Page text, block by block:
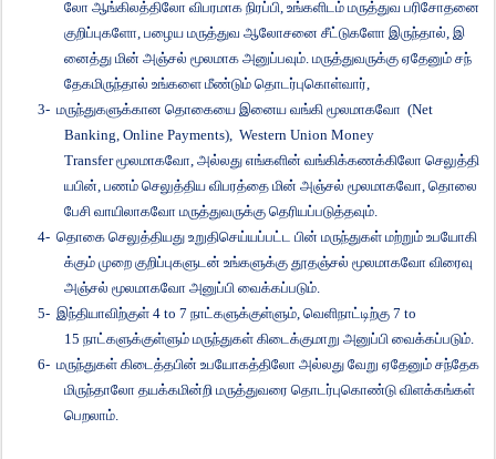
லோ ஆங்கிலத்திலோ விபரமாக நிரப்பி, உங்களிடம் மருத்துவ பரிசோதனை
குறிப்புகளோ, பழைய மருத்துவ ஆலோசனை சீட்டுகளோ இருந்தால், இ
னைத்து மின் அஞ்சல் மூலமாக அனுப்பவும். மருத்துவருக்கு ஏதேனும் சந்
தேகமிருந்தால் உங்களை மீண்டும் தொடர்புகொள்வார்,
3- மருந்துகளுக்கான தொகையை இனைய வங்கி மூலமாகவோ (Net
Banking, Online Payments), Western Union Money
Transferமூலமாகவோ, அல்லது எங்களின் வங்கிக்கணக்கிலோ செலுத்தி
யபின், பணம் செலுத்திய விபரத்தை மின் அஞ்சல் மூலமாகவோ, தொலை
பேசி வாயிலாகவோ மருத்துவருக்கு தெரியப்படுத்தவும்.
4- தொகை செலுத்தியது உறுதிசெய்யப்பட்ட பின் மருந்துகள் மற்றும் உபயோகி
க்கும் முறை குறிப்புகளுடன் உங்களுக்கு தூதஞ்சல் மூலமாகவோ விரைவு
அஞ்சல் மூலமாகவோ அனுப்பி வைக்கப்படும்.
5- இந்தியாவிற்குள் 4 to 7 நாட்களுக்குள்ளும், வெளிநாட்டிற்கு 7 to
15 நாட்களுக்குள்ளும் மருந்துகள் கிடைக்குமாறு அனுப்பி வைக்கப்படும்.
6- மருந்துகள் கிடைத்தபின் உபயோகத்திலோ அல்லது வேறு ஏதேனும் சந்தேக
மிருந்தாலோ தயக்கமின்றி மருத்துவரை தொடர்புகொண்டு விளக்கங்கள்
பெறலாம்.